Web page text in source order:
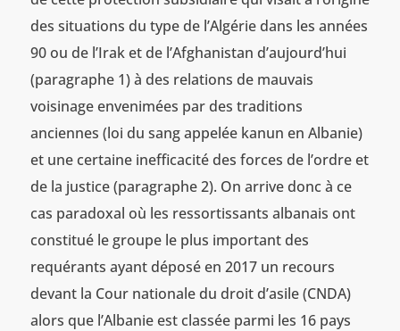
des situations du type de l’Algérie dans les années
90 ou de l’Irak et de l’Afghanistan d’aujourd’hui
(paragraphe 1) à des relations de mauvais
voisinage envenimées par des traditions
anciennes (loi du sang appelée kanun en Albanie)
et une certaine inefficacité des forces de l’ordre et
de la justice (paragraphe 2). On arrive donc à ce
cas paradoxal où les ressortissants albanais ont
constitué le groupe le plus important des
requérants ayant déposé en 2017 un recours
devant la Cour nationale du droit d’asile (CNDA)
alors que l’Albanie est classée parmi les 16 pays